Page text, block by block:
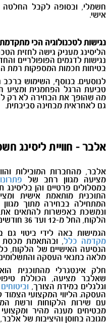
חשמלי, ובסופה לקבל החלטה
אישי.
נגישות לטכנולוגיה הכי
הליסינג מעניק גישה לחזית
נגישות לדגמים הפופולריים
בטיחות חכמות המספקות רמת
לנוסעים. בנוסף, השימוש
טביעת הרגל הפחמנית ומציע
מה שהופך את הבחירה לא רק
גם לאחראית מבחינה סביבתית.
אלבר - חוויית ליסינג
אלבר, מהחברות המובילות
מציעה מגוון רחב של
במסלולים פרטיים והן בליסינג
התוכנית מותאמת אישית
המתחילה בבחירה מתוך
ונמשכת באפשרות להתאים
הלקוח, החל מ-12 ועד 36 חודשים.
הגמישות באה לידי ביטוי גם
מקדמה כלל, ובהתאמת מכסת
הנסיעה האישיים של הלקוח,
מלאה בתנאי העסקה
חלק אינטגרלי מהתוכנית
שאלבר מציעה, הכוללת
וגלגלים במידת הצורך,
העסקה. הליווי המקצועי
עם שירות הלקוחות ורשת
מבטיחים מענה מהיר
מגובה בחוסן והיציבות של אלבר,